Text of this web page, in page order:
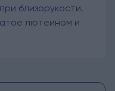
близорукости.
лютеином и